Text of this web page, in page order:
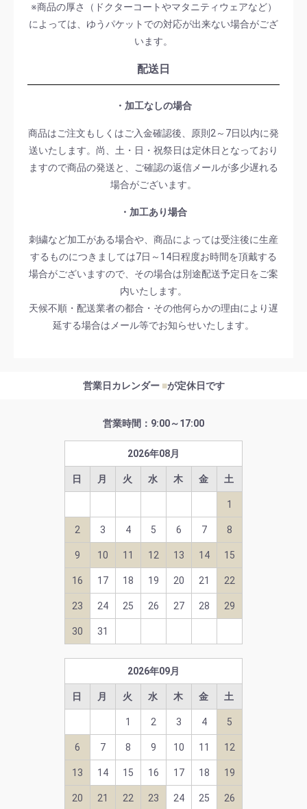
※商品の厚さ（ドクターコートやマタニティウェアなど）
によっては、ゆうパケットでの対応が出来ない場合がござ
います。
配送日
・加工なしの場合
商品はご注文もしくはご入金確認後、原則2～7日以内に発
送いたします。尚、土・日・祝祭日は定休日となっており
ますので商品の発送と、ご確認の返信メールが多少遅れる
場合がございます。
・加工あり場合
刺繍など加工がある場合や、商品によっては受注後に生産
するものにつきましては7日～14日程度お時間を頂戴する
場合がございますので、その場合は別途配送予定日をご案
内いたします。
天候不順・配送業者の都合・その他何らかの理由により遅
延する場合はメール等でお知らせいたします。
営業日カレンダー ■が定休日です
営業時間：9:00～17:00
2026年08月
日 月 火 水 木 金 土
1
2 3 4 5 6 7 8
9 10 11 12 13 14 15
16 17 18 19 20 21 22
23 24 25 26 27 28 29
30 31
2026年09月
日 月 火 水 木 金 土
1 2 3 4 5
6 7 8 9 10 11 12
13 14 15 16 17 18 19
20 21 22 23 24 25 26